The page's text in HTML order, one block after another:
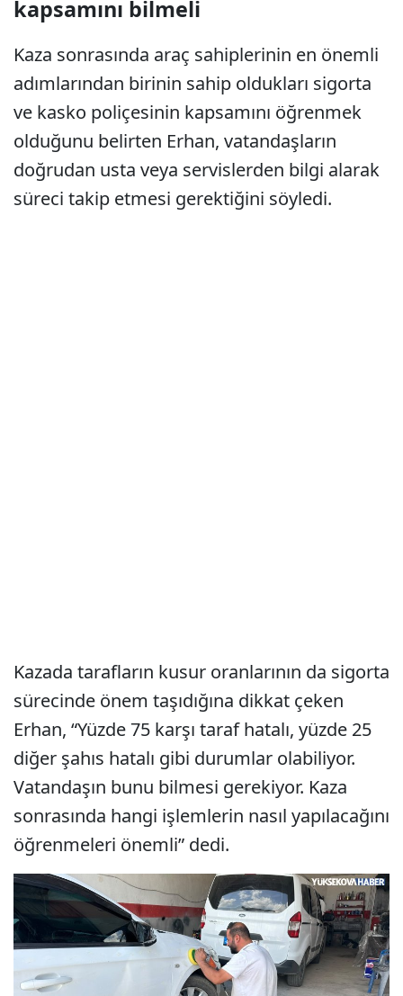
kapsamını bilmeli
Kaza sonrasında araç sahiplerinin en önemli
adımlarından birinin sahip oldukları sigorta
ve kasko poliçesinin kapsamını öğrenmek
olduğunu belirten Erhan, vatandaşların
doğrudan usta veya servislerden bilgi alarak
süreci takip etmesi gerektiğini söyledi.
Kazada tarafların kusur oranlarının da sigorta
sürecinde önem taşıdığına dikkat çeken
Erhan, “Yüzde 75 karşı taraf hatalı, yüzde 25
diğer şahıs hatalı gibi durumlar olabiliyor.
Vatandaşın bunu bilmesi gerekiyor. Kaza
sonrasında hangi işlemlerin nasıl yapılacağını
öğrenmeleri önemli” dedi.